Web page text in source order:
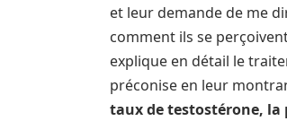
et leur demande de me
comment ils se
explique en détail le
préconise en leur
taux de testostérone, la